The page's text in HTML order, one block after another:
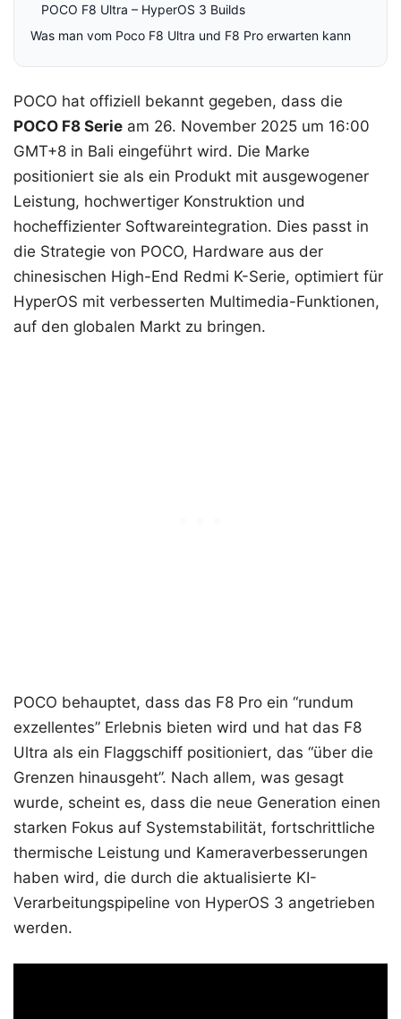
POCO F8 Ultra – HyperOS 3 Builds
Was man vom Poco F8 Ultra und F8 Pro erwarten kann
POCO hat offiziell bekannt gegeben, dass die
POCO F8 Serie am 26. November 2025 um 16:00
GMT+8 in Bali eingeführt wird. Die Marke
positioniert sie als ein Produkt mit ausgewogener
Leistung, hochwertiger Konstruktion und
hocheffizienter Softwareintegration. Dies passt in
die Strategie von POCO, Hardware aus der
chinesischen High-End Redmi K-Serie, optimiert für
HyperOS mit verbesserten Multimedia-Funktionen,
auf den globalen Markt zu bringen.
POCO behauptet, dass das F8 Pro ein “rundum
exzellentes” Erlebnis bieten wird und hat das F8
Ultra als ein Flaggschiff positioniert, das “über die
Grenzen hinausgeht”. Nach allem, was gesagt
wurde, scheint es, dass die neue Generation einen
starken Fokus auf Systemstabilität, fortschrittliche
thermische Leistung und Kameraverbesserungen
haben wird, die durch die aktualisierte KI-
Verarbeitungspipeline von HyperOS 3 angetrieben
werden.